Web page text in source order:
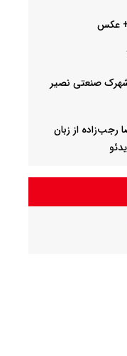
+ عکس
صنعتی نصیر
رجب‌زاده از زبان
امروز یکشنبه